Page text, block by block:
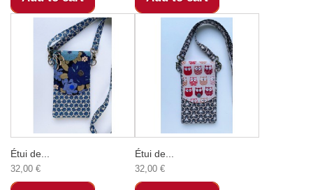
Étui de...
32,00 €
Étui de...
32,00 €